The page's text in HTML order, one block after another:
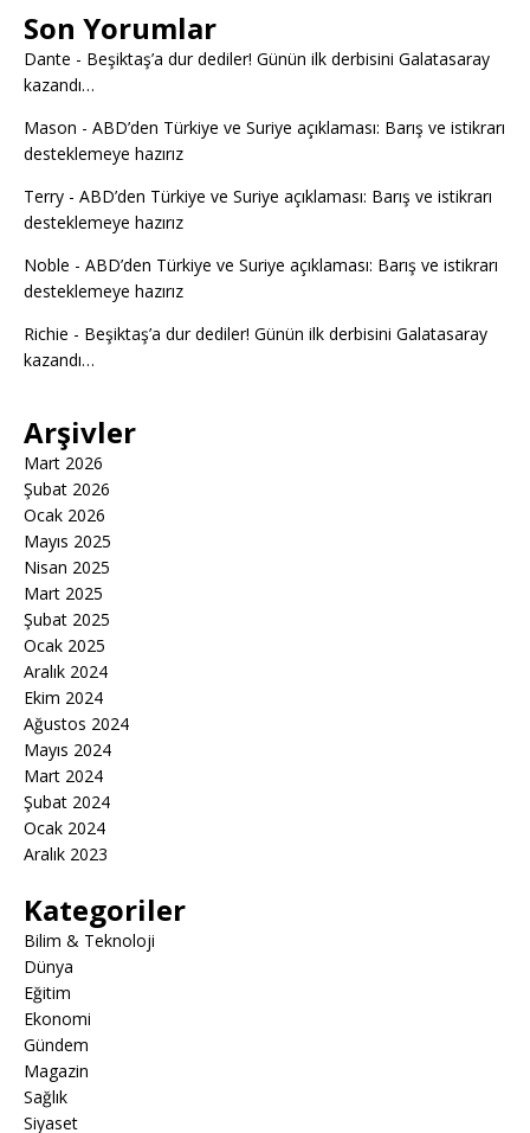
Son Yorumlar
Dante - Beşiktaş’a dur dediler! Günün ilk derbisini Galatasaray
kazandı…
Mason - ABD’den Türkiye ve Suriye açıklaması: Barış ve istikrarı
desteklemeye hazırız
Terry - ABD’den Türkiye ve Suriye açıklaması: Barış ve istikrarı
desteklemeye hazırız
Noble - ABD’den Türkiye ve Suriye açıklaması: Barış ve istikrarı
desteklemeye hazırız
Richie - Beşiktaş’a dur dediler! Günün ilk derbisini Galatasaray
kazandı…
Arşivler
Mart 2026
Şubat 2026
Ocak 2026
Mayıs 2025
Nisan 2025
Mart 2025
Şubat 2025
Ocak 2025
Aralık 2024
Ekim 2024
Ağustos 2024
Mayıs 2024
Mart 2024
Şubat 2024
Ocak 2024
Aralık 2023
Kategoriler
Bilim & Teknoloji
Dünya
Eğitim
Ekonomi
Gündem
Magazin
Sağlık
Siyaset